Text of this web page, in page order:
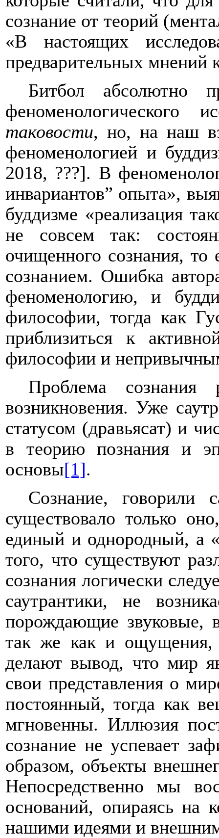
сознание от теорий
«В настоящих
предварительных мнений
Битбол абсолютно
феноменологического
таковости, но, на наш
феноменологией и
2018, ???]. В
инвариантов” опыта»,
буддизме «реализация
не совсем так:
очищенного сознания, то
сознанием. Ошибка
феноменологию, и
философии, тогда как
приблизиться к
философии и
Проблема сознания
возникновения. Уже
статусом (дравьясат) и
в теорию познания и
основы[1].
Сознание, говорили
существовало только
единый и однородный, а
того, что существуют
сознания логически
саутрантики, не
порождающие звуковые,
так же как и ощущения,
делают вывод, что мир
свои представления о
постоянный, тогда как
мгновенны. Иллюзия
сознание не успевает
образом, объекты
Непосредственно мы
оснований, опираясь на
нашими идеями и